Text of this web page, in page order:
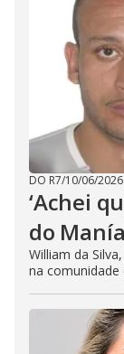
DO R7/10/06/2026
‘Achei
do
William da
na comunidade